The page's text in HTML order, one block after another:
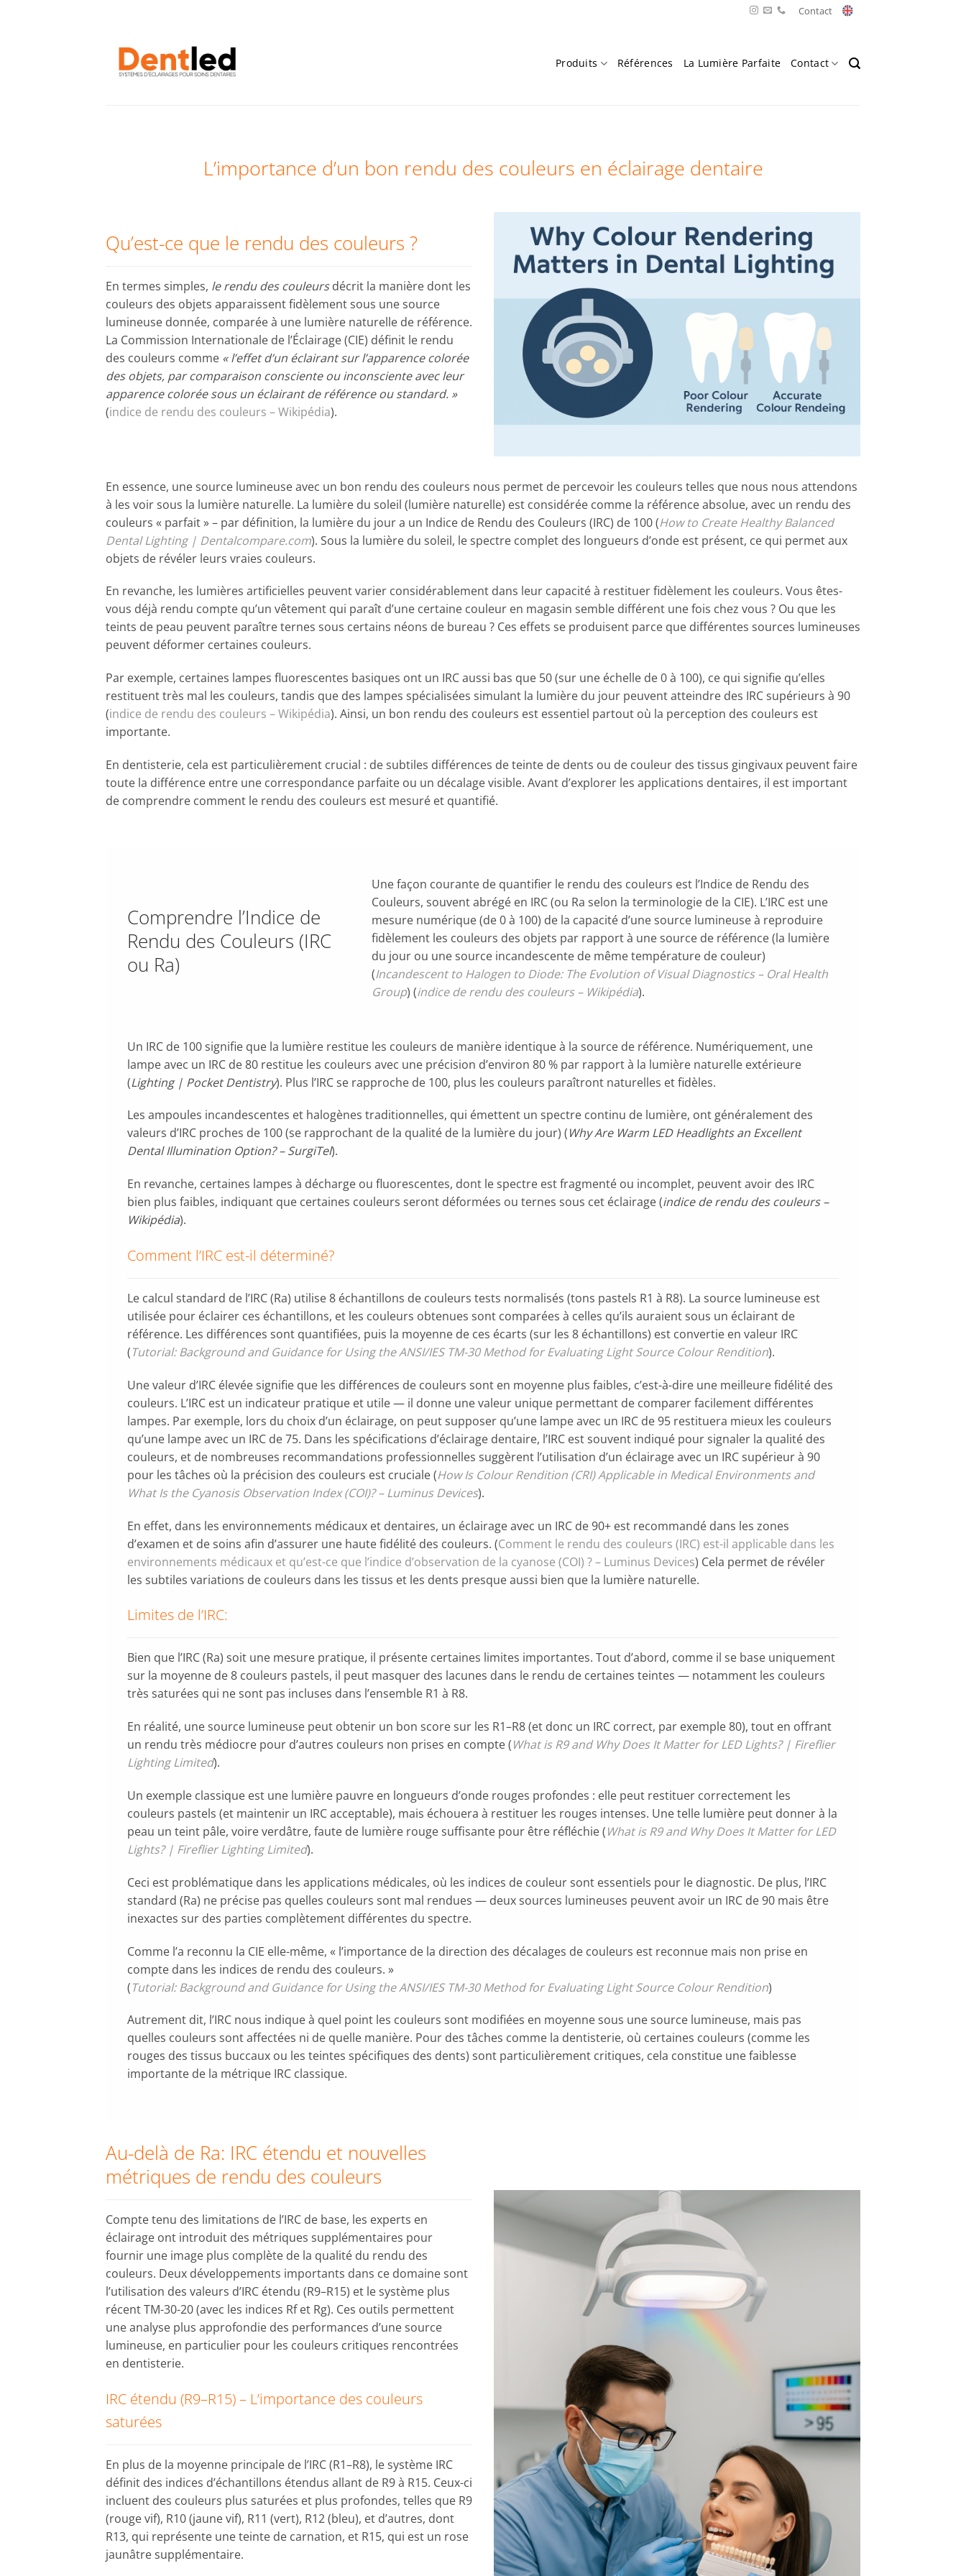
Contact
Produits Références La Lumière Parfaite Contact
L’importance d’un bon rendu des couleurs en éclairage dentaire
Qu’est-ce que le rendu des couleurs ?
En termes simples, le rendu des couleursdécrit la manière dont les
couleurs des objets apparaissent fidèlement sous une source
lumineuse donnée, comparée à une lumière naturelle de référence.
La Commission Internationale de l’Éclairage (CIE) définit le rendu
des couleurs comme « l’effet d’un éclairant sur l’apparence colorée
des objets, par comparaison consciente ou inconsciente avec leur
apparence colorée sous un éclairant de référence ou standard. »
(indice de rendu des couleurs – Wikipédia).
En essence, une source lumineuse avec un bon rendu des couleurs nous permet de percevoir les couleurs telles que nous nous attendons
à les voir sous la lumière naturelle. La lumière du soleil (lumière naturelle) est considérée comme la référence absolue, avec un rendu des
couleurs « parfait » – par définition, la lumière du jour a un Indice de Rendu des Couleurs (IRC) de 100 (How to Create Healthy Balanced
Dental Lighting | Dentalcompare.com). Sous la lumière du soleil, le spectre complet des longueurs d’onde est présent, ce qui permet aux
objets de révéler leurs vraies couleurs.
En revanche, les lumières artificielles peuvent varier considérablement dans leur capacité à restituer fidèlement les couleurs. Vous êtes-
vous déjà rendu compte qu’un vêtement qui paraît d’une certaine couleur en magasin semble différent une fois chez vous ? Ou que les
teints de peau peuvent paraître ternes sous certains néons de bureau ? Ces effets se produisent parce que différentes sources lumineuses
peuvent déformer certaines couleurs.
Par exemple, certaines lampes fluorescentes basiques ont un IRC aussi bas que 50 (sur une échelle de 0 à 100), ce qui signifie qu’elles
restituent très mal les couleurs, tandis que des lampes spécialisées simulant la lumière du jour peuvent atteindre des IRC supérieurs à 90
(indice de rendu des couleurs – Wikipédia). Ainsi, un bon rendu des couleurs est essentiel partout où la perception des couleurs est
importante.
En dentisterie, cela est particulièrement crucial : de subtiles différences de teinte de dents ou de couleur des tissus gingivaux peuvent faire
toute la différence entre une correspondance parfaite ou un décalage visible. Avant d’explorer les applications dentaires, il est important
de comprendre comment le rendu des couleurs est mesuré et quantifié.
Comprendre l’Indice de
Rendu des Couleurs (IRC
ou Ra)
Une façon courante de quantifier le rendu des couleurs est l’Indice de Rendu des
Couleurs, souvent abrégé en IRC (ou Ra selon la terminologie de la CIE). L’IRC est une
mesure numérique (de 0 à 100) de la capacité d’une source lumineuse à reproduire
fidèlement les couleurs des objets par rapport à une source de référence (la lumière
du jour ou une source incandescente de même température de couleur)
(Incandescent to Halogen to Diode: The Evolution of Visual Diagnostics – Oral Health
Group) (indice de rendu des couleurs – Wikipédia).
Un IRC de 100 signifie que la lumière restitue les couleurs de manière identique à la source de référence. Numériquement, une
lampe avec un IRC de 80 restitue les couleurs avec une précision d’environ 80 % par rapport à la lumière naturelle extérieure
(Lighting | Pocket Dentistry). Plus l’IRC se rapproche de 100, plus les couleurs paraîtront naturelles et fidèles.
Les ampoules incandescentes et halogènes traditionnelles, qui émettent un spectre continu de lumière, ont généralement des
valeurs d’IRC proches de 100 (se rapprochant de la qualité de la lumière du jour) (Why Are Warm LED Headlights an Excellent
Dental Illumination Option? – SurgiTel).
En revanche, certaines lampes à décharge ou fluorescentes, dont le spectre est fragmenté ou incomplet, peuvent avoir des IRC
bien plus faibles, indiquant que certaines couleurs seront déformées ou ternes sous cet éclairage (indice de rendu des couleurs –
Wikipédia).
Comment l’IRC est-il déterminé?
Le calcul standard de l’IRC (Ra) utilise 8 échantillons de couleurs tests normalisés (tons pastels R1 à R8). La source lumineuse est
utilisée pour éclairer ces échantillons, et les couleurs obtenues sont comparées à celles qu’ils auraient sous un éclairant de
référence. Les différences sont quantifiées, puis la moyenne de ces écarts (sur les 8 échantillons) est convertie en valeur IRC
(Tutorial: Background and Guidance for Using the ANSI/IES TM-30 Method for Evaluating Light Source Colour Rendition).
Une valeur d’IRC élevée signifie que les différences de couleurs sont en moyenne plus faibles, c’est-à-dire une meilleure fidélité des
couleurs. L’IRC est un indicateur pratique et utile — il donne une valeur unique permettant de comparer facilement différentes
lampes. Par exemple, lors du choix d’un éclairage, on peut supposer qu’une lampe avec un IRC de 95 restituera mieux les couleurs
qu’une lampe avec un IRC de 75. Dans les spécifications d’éclairage dentaire, l’IRC est souvent indiqué pour signaler la qualité des
couleurs, et de nombreuses recommandations professionnelles suggèrent l’utilisation d’un éclairage avec un IRC supérieur à 90
pour les tâches où la précision des couleurs est cruciale (How Is Colour Rendition (CRI) Applicable in Medical Environments and
What Is the Cyanosis Observation Index (COI)? – Luminus Devices).
En effet, dans les environnements médicaux et dentaires, un éclairage avec un IRC de 90+ est recommandé dans les zones
d’examen et de soins afin d’assurer une haute fidélité des couleurs. (Comment le rendu des couleurs (IRC) est-il applicable dans les
environnements médicaux et qu’est-ce que l’indice d’observation de la cyanose (COI) ? – Luminus Devices) Cela permet de révéler
les subtiles variations de couleurs dans les tissus et les dents presque aussi bien que la lumière naturelle.
Limites de l’IRC:
Bien que l’IRC (Ra) soit une mesure pratique, il présente certaines limites importantes. Tout d’abord, comme il se base uniquement
sur la moyenne de 8 couleurs pastels, il peut masquer des lacunes dans le rendu de certaines teintes — notamment les couleurs
très saturées qui ne sont pas incluses dans l’ensemble R1 à R8.
En réalité, une source lumineuse peut obtenir un bon score sur les R1–R8 (et donc un IRC correct, par exemple 80), tout en offrant
un rendu très médiocre pour d’autres couleurs non prises en compte (What is R9 and Why Does It Matter for LED Lights? | Fireflier
Lighting Limited).
Un exemple classique est une lumière pauvre en longueurs d’onde rouges profondes : elle peut restituer correctement les
couleurs pastels (et maintenir un IRC acceptable), mais échouera à restituer les rouges intenses. Une telle lumière peut donner à la
peau un teint pâle, voire verdâtre, faute de lumière rouge suffisante pour être réfléchie (What is R9 and Why Does It Matter for LED
Lights? | Fireflier Lighting Limited).
Ceci est problématique dans les applications médicales, où les indices de couleur sont essentiels pour le diagnostic. De plus, l’IRC
standard (Ra) ne précise pas quelles couleurs sont mal rendues — deux sources lumineuses peuvent avoir un IRC de 90 mais être
inexactes sur des parties complètement différentes du spectre.
Comme l’a reconnu la CIE elle-même, « l’importance de la direction des décalages de couleurs est reconnue mais non prise en
compte dans les indices de rendu des couleurs. »
(Tutorial: Background and Guidance for Using the ANSI/IES TM-30 Method for Evaluating Light Source Colour Rendition)
Autrement dit, l’IRC nous indique à quel point les couleurs sont modifiées en moyenne sous une source lumineuse, mais pas
quelles couleurs sont affectées ni de quelle manière. Pour des tâches comme la dentisterie, où certaines couleurs (comme les
rouges des tissus buccaux ou les teintes spécifiques des dents) sont particulièrement critiques, cela constitue une faiblesse
importante de la métrique IRC classique.
Au-delà de Ra: IRC étendu et nouvelles
métriques de rendu des couleurs
Compte tenu des limitations de l’IRC de base, les experts en
éclairage ont introduit des métriques supplémentaires pour
fournir une image plus complète de la qualité du rendu des
couleurs. Deux développements importants dans ce domaine sont
l’utilisation des valeurs d’IRC étendu (R9–R15) et le système plus
récent TM-30-20 (avec les indices Rf et Rg). Ces outils permettent
une analyse plus approfondie des performances d’une source
lumineuse, en particulier pour les couleurs critiques rencontrées
en dentisterie.
IRC étendu (R9–R15) – L’importance des couleurs
saturées
En plus de la moyenne principale de l’IRC (R1–R8), le système IRC
définit des indices d’échantillons étendus allant de R9 à R15. Ceux-ci
incluent des couleurs plus saturées et plus profondes, telles que R9
(rouge vif), R10 (jaune vif), R11 (vert), R12 (bleu), et d’autres, dont
R13, qui représente une teinte de carnation, et R15, qui est un rose
jaunâtre supplémentaire.